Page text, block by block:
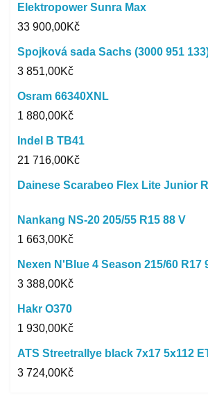
Elektropower Sunra Max
33 900,00Kč
Spojková sada Sachs (3000 951
3 851,00Kč
Osram 66340XNL
1 880,00Kč
Indel B TB41
21 716,00Kč
Dainese Scarabeo Flex Lite Junior
Nankang NS-20 205/55 R15 88 V
1 663,00Kč
Nexen N'Blue 4 Season 215/60 R17
3 388,00Kč
Hakr O370
1 930,00Kč
ATS Streetrallye black 7x17 5x112
3 724,00Kč